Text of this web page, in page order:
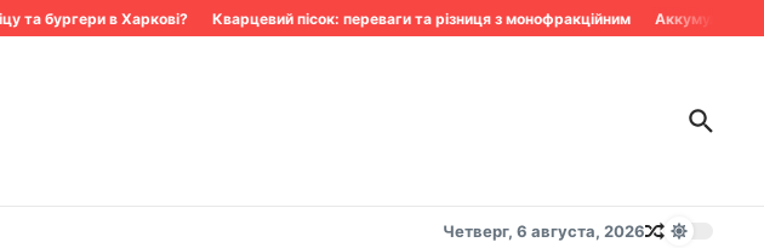
та бургери в Харкові? Кварцевий пісок: переваги та різниця з монофракційним Аккумулятор
Четверг, 6 августа, 2026